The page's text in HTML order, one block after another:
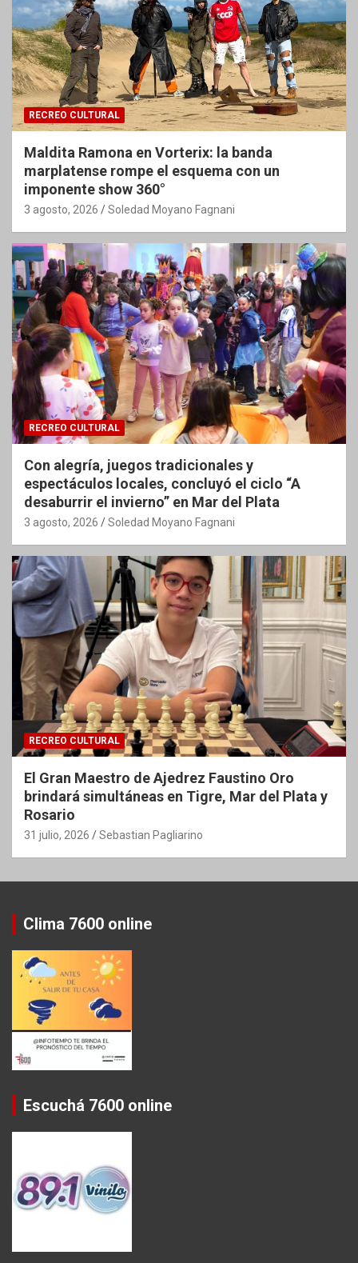
RECREO CULTURAL
Maldita Ramona en Vorterix: la banda
marplatense rompe el esquema con un
imponente show 360°
3 agosto, 2026 Soledad Moyano Fagnani
RECREO CULTURAL
Con alegría, juegos tradicionales y
espectáculos locales, concluyó el ciclo “A
desaburrir el invierno” en Mar del Plata
3 agosto, 2026 Soledad Moyano Fagnani
RECREO CULTURAL
El Gran Maestro de Ajedrez Faustino Oro
brindará simultáneas en Tigre, Mar del Plata y
Rosario
31 julio, 2026 Sebastian Pagliarino
Clima 7600 online
Escuchá 7600 online